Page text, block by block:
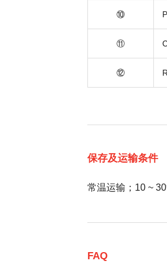
⑩
⑪
⑫
保存及运输条件
常温运输；10 ~
FAQ